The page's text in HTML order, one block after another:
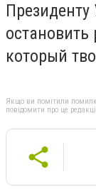
остановить
который
Якщо ви помітили
повідомити про це